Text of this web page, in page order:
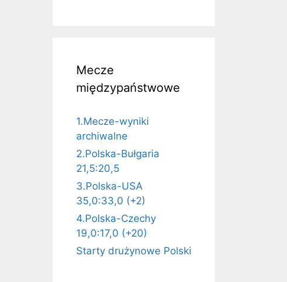
Mecze
międzypaństwowe
1.Mecze-wyniki
archiwalne
2.Polska-Bułgaria
21,5:20,5
3.Polska-USA
35,0:33,0 (+2)
4.Polska-Czechy
19,0:17,0 (+20)
Starty drużynowe Polski